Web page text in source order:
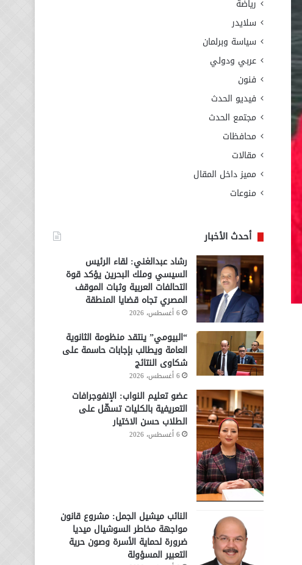
رياضة
سلايدر
سياسة وبرلمان
عربي ودولي
فنون
فيديو الحدث
مجتمع الحدث
محافظات
مقالات
مميز داخل المقال
منوعات
أحدث الأخبار
رشاد عبدالغني: لقاء الرئيس
السيسي وملك البحرين يؤكد قوة
التحالفات العربية وثبات الموقف
المصري تجاه قضايا المنطقة
6 أغسطس، 2026
“البيومي” ينتقد منظومة الثانوية
العامة ويطالب بإجابات حاسمة على
شكاوى النتائج
6 أغسطس، 2026
عضو تعليم النواب: الإنفوجرافات
التعريفية بالكليات تسهّل على
الطلاب حسن الاختيار
6 أغسطس، 2026
النائب ميشيل الجمل: مشروع قانون
مواجهة مخاطر السوشيال ميديا
ضرورة لحماية الأسرة وصون حرية
التعبير المسؤولة